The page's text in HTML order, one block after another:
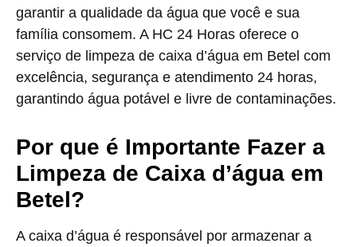
garantir a qualidade da água que você e sua
família consomem. A HC 24 Horas oferece o
serviço de limpeza de caixa d’água em Betel com
excelência, segurança e atendimento 24 horas,
garantindo água potável e livre de contaminações.
Por que é Importante Fazer a
Limpeza de Caixa d’água em
Betel?
A caixa d’água é responsável por armazenar a